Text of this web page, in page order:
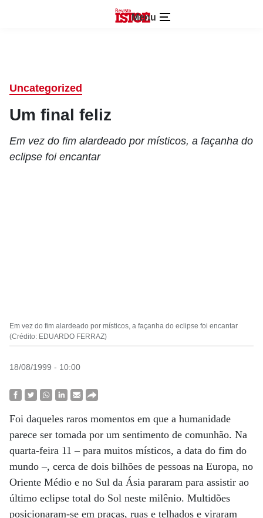
Menu
Uncategorized
Um final feliz
Em vez do fim alardeado por místicos, a façanha do
eclipse foi encantar
Em vez do fim alardeado por místicos, a façanha do eclipse foi encantar
(Crédito: EDUARDO FERRAZ)
18/08/1999 - 10:00
Foi daqueles raros momentos em que a humanidade
parece ser tomada por um sentimento de comunhão. Na
quarta-feira 11 – para muitos místicos, a data do fim do
mundo –, cerca de dois bilhões de pessoas na Europa, no
Oriente Médio e no Sul da Ásia pararam para assistir ao
último eclipse total do Sol neste milênio. Multidões
posicionaram-se em praças, ruas e telhados e viraram